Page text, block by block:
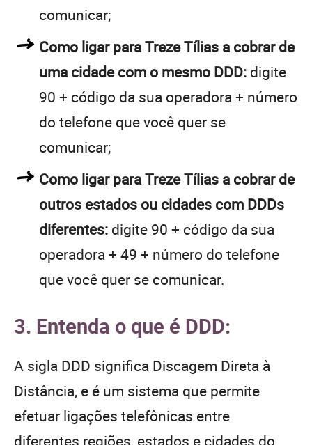
comunicar;
Como ligar para Treze Tílias a cobrar de
uma cidade com o mesmo DDD: digite
90 + código da sua operadora + número
do telefone que você quer se
comunicar;
Como ligar para Treze Tílias a cobrar de
outros estados ou cidades com DDDs
diferentes: digite 90 + código da sua
operadora + 49 + número do telefone
que você quer se comunicar.
3. Entenda o que é DDD:
A sigla DDD significa Discagem Direta à
Distância, e é um sistema que permite
efetuar ligações telefônicas entre
diferentes regiões, estados e cidades do